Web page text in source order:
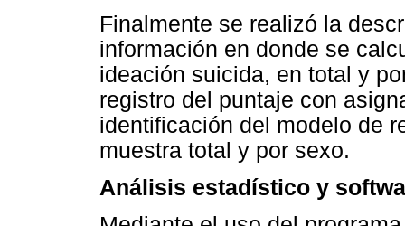
Finalmente se realizó la
información en donde se
ideación suicida, en total y
registro del puntaje con
identificación del modelo de
muestra total y por sexo.
Análisis estadístico y